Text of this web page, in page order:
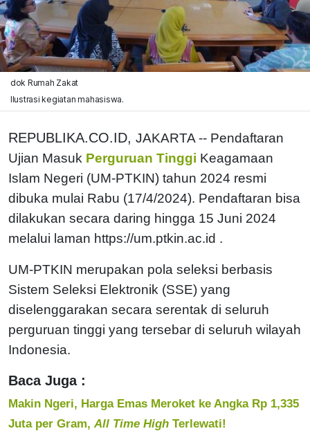
dok Rumah Zakat
Ilustrasi kegiatan mahasiswa.
REPUBLIKA.CO.ID, JAKARTA -- Pendaftaran
Ujian Masuk Perguruan Tinggi Keagamaan
Islam Negeri (UM-PTKIN) tahun 2024 resmi
dibuka mulai Rabu (17/4/2024). Pendaftaran bisa
dilakukan secara daring hingga 15 Juni 2024
melalui laman https://um.ptkin.ac.id .
UM-PTKIN merupakan pola seleksi berbasis
Sistem Seleksi Elektronik (SSE) yang
diselenggarakan secara serentak di seluruh
perguruan tinggi yang tersebar di seluruh wilayah
Indonesia.
Baca Juga :
Makin Ngeri, Harga Emas Meroket ke Angka Rp 1,335
Juta per Gram, All Time High Terlewati!